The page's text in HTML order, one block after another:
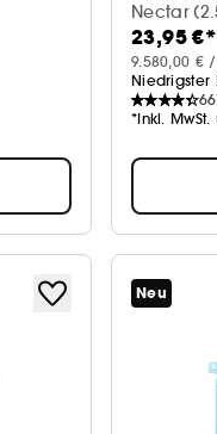
Nectar
23,95 €*
9.580,00 €
Niedrigster
*Inkl.
Neu